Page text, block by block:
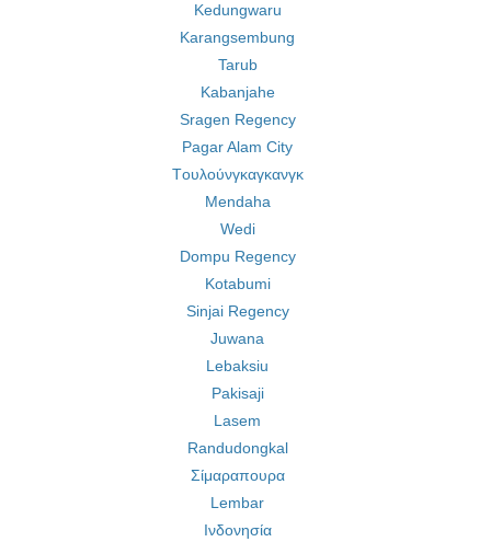
Kedungwaru
Karangsembung
Tarub
Kabanjahe
Sragen Regency
Pagar Alam City
Tουλούνγκαγκανγκ
Mendaha
Wedi
Dompu Regency
Kotabumi
Sinjai Regency
Juwana
Lebaksiu
Pakisaji
Lasem
Randudongkal
Σίμαραπουρα
Lembar
Ινδονησία